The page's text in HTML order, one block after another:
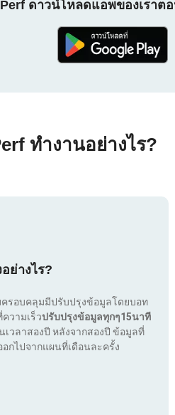
ดาวน์โหลดแอพของเราต
ทำงานอย่างไร?
ย่างไร?
รอบคลุมมีปรับปรุงข้อมูลโดยบอท
วามเร็วปรับปรุงข้อมูลทุกๆ15นาที
เวลาสองปี หลังจากสองปี ข้อมูลที่
อกไปจากแผนที่เดือนละครั้ง